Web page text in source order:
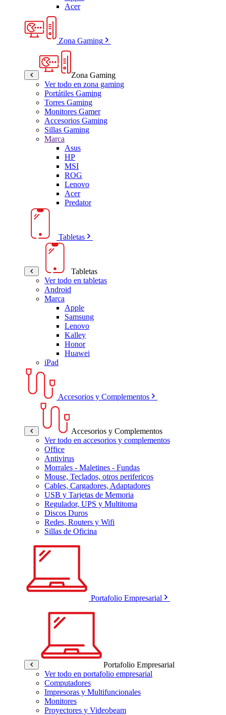
Acer
Zona Gaming
Zona Gaming
Ver todo en zona gaming
Portátiles Gaming
Torres Gaming
Monitores Gamer
Accesorios Gaming
Sillas Gaming
Marca
Asus
HP
MSI
ROG
Lenovo
Acer
Predator
Tabletas
Tabletas
Ver todo en tabletas
Android
Marca
Apple
Samsung
Lenovo
Kalley
Honor
Huawei
iPad
Accesorios y Complementos
Accesorios y Complementos
Ver todo en accesorios y complementos
Office
Antivirus
Morrales - Maletines - Fundas
Mouse, Teclados, otros perifericos
Cables, Cargadores, Adaptadores
USB y Tarjetas de Memoria
Regulador, UPS y Multitoma
Discos Duros
Redes, Routers y Wifi
Sillas de Oficina
Portafolio Empresarial
Portafolio Empresarial
Ver todo en portafolio empresarial
Computadores
Impresoras y Multifuncionales
Monitores
Proyectores y Videobeam